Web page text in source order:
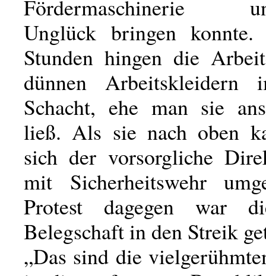
Fördermaschinerie
Unglück bringen konnte.
Stunden hingen die
dünnen Arbeitskleidern
Schacht, ehe man sie
ließ. Als sie nach oben
sich der vorsorgliche
mit Sicherheitswehr
Protest dagegen war
Belegschaft in den Streik
„Das sind die